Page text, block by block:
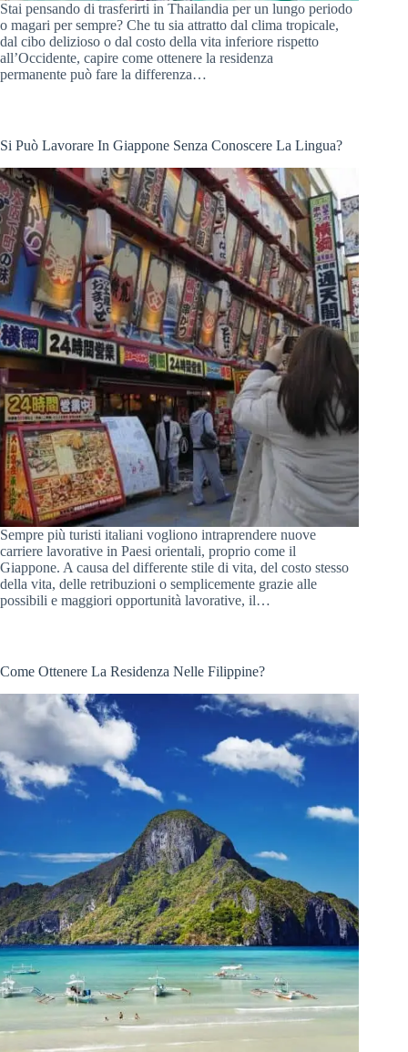
Stai pensando di trasferirti in Thailandia per un lungo periodo
o magari per sempre? Che tu sia attratto dal clima tropicale,
dal cibo delizioso o dal costo della vita inferiore rispetto
all’Occidente, capire come ottenere la residenza
permanente può fare la differenza…
Si Può Lavorare In Giappone Senza Conoscere La Lingua?
Sempre più turisti italiani vogliono intraprendere nuove
carriere lavorative in Paesi orientali, proprio come il
Giappone. A causa del differente stile di vita, del costo stesso
della vita, delle retribuzioni o semplicemente grazie alle
possibili e maggiori opportunità lavorative, il…
Come Ottenere La Residenza Nelle Filippine?